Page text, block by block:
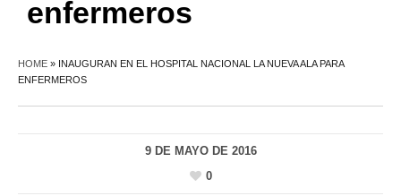
enfermeros
HOME » INAUGURAN EN EL HOSPITAL NACIONAL LA NUEVA ALA PARA
ENFERMEROS
9 DE MAYO DE 2016
0